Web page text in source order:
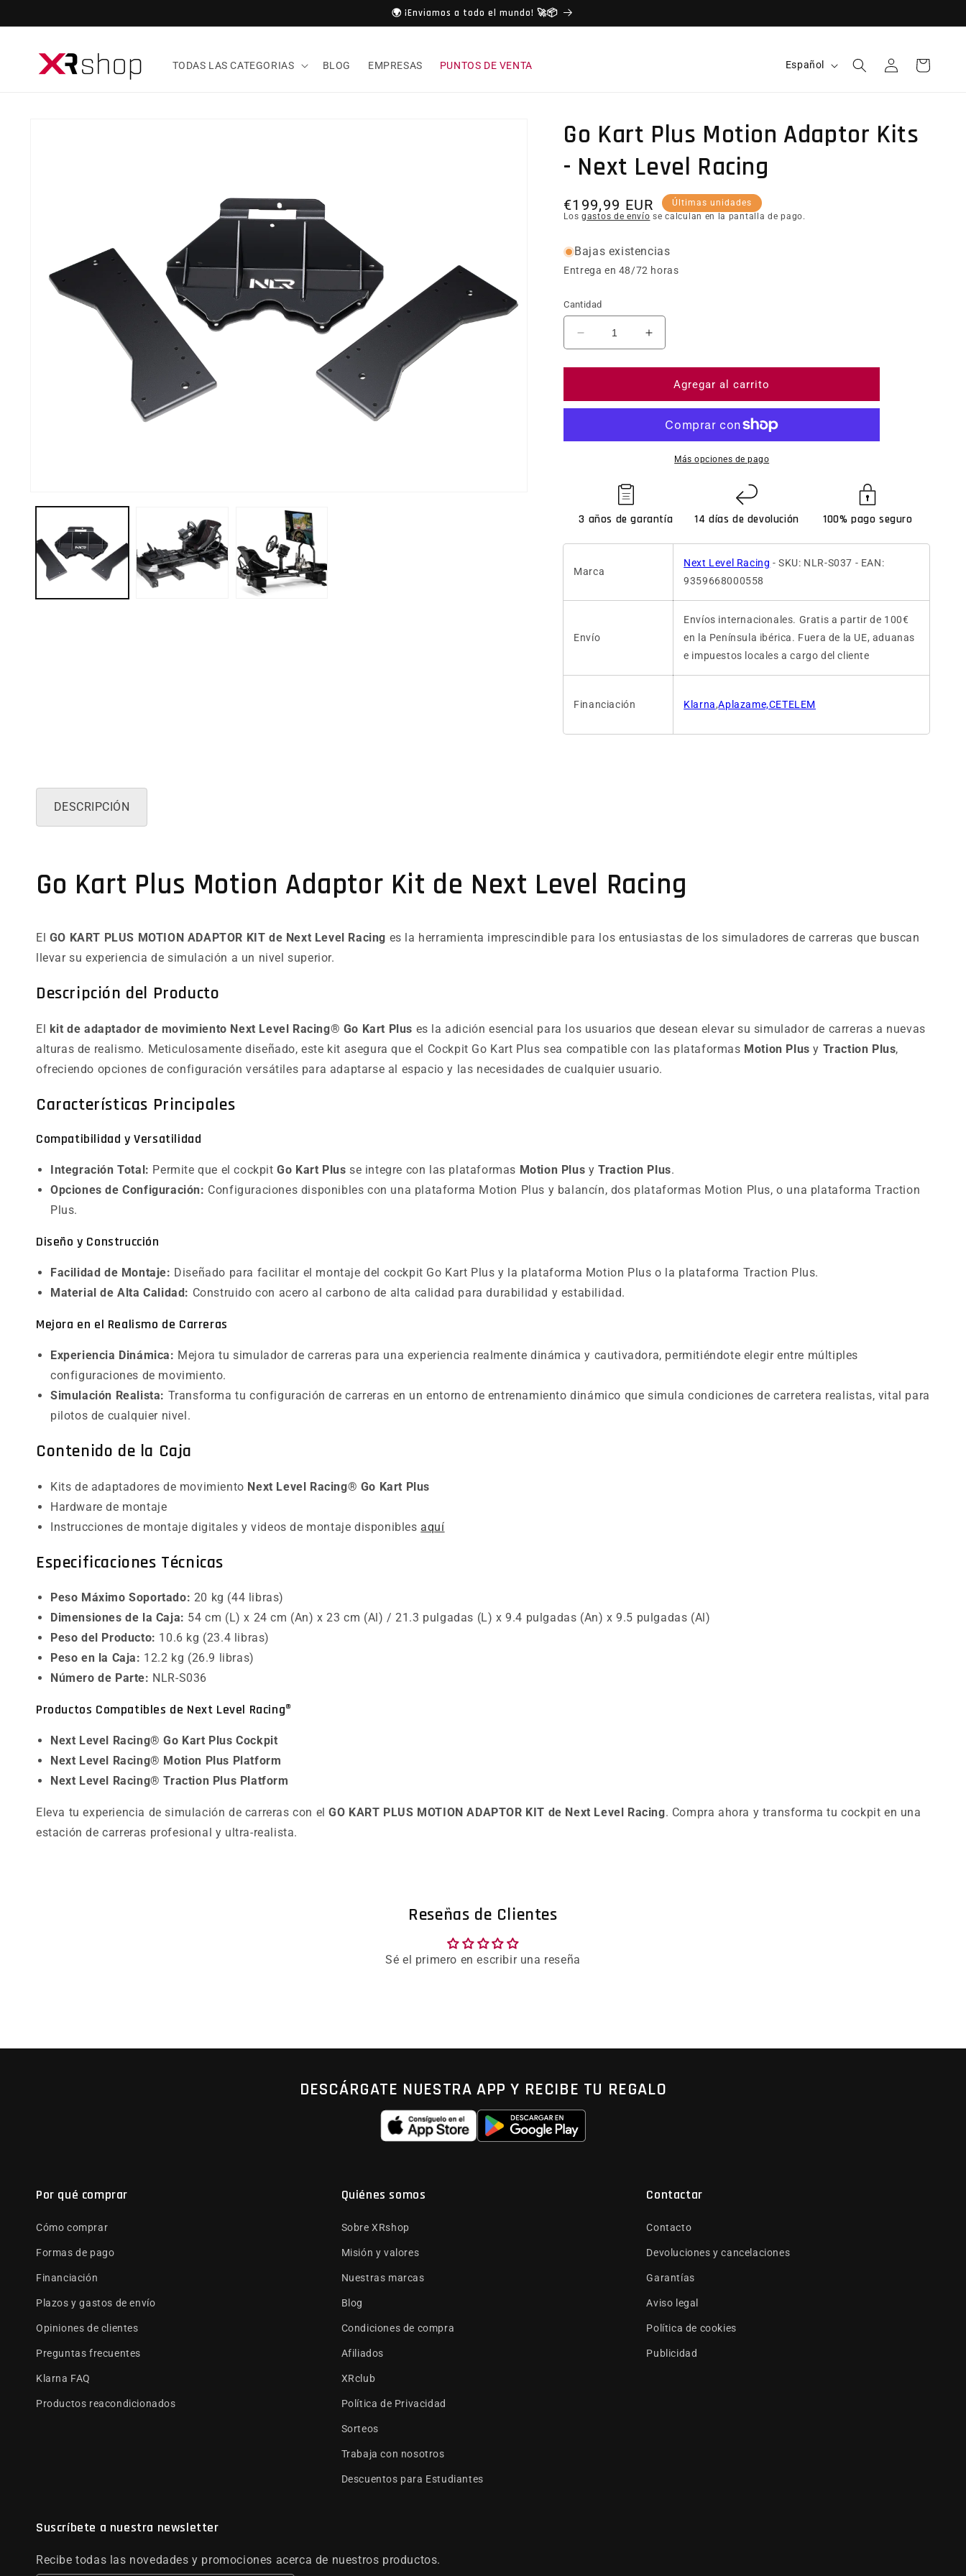
🌍 ¡Enviamos a todo el mundo! 🚀📦
TODAS LAS CATEGORIAS BLOG EMPRESAS PUNTOS DE VENTA Idioma
Español Iniciar sesiónCarrito
Go Kart Plus Motion Adaptor Kits
- Next Level Racing
Precio habitual
€199,99 EUR
Últimas unidades
Los gastos de envío se calculan en la pantalla de pago.
Bajas existencias
Entrega en 48/72 horas
Cantidad
Reducir cantidad para Go Kart Plus Motion Adaptor Kits - Next
Aumentar cantidad para Go Kart Plus Motion Adaptor
Agregar al carrito
Más opciones de pago
3 años de garantía 14 días de devolución 100% pago seguro
Marca
Next Level Racing - SKU: NLR-S037 - EAN:
9359668000558
Envío
Envíos internacionales. Gratis a partir de 100€
en la Península ibérica. Fuera de la UE, aduanas
e impuestos locales a cargo del cliente
Financiación Klarna,Aplazame,CETELEM
DESCRIPCIÓN
Go Kart Plus Motion Adaptor Kit de Next Level Racing
El GO KART PLUS MOTION ADAPTOR KIT de Next Level Racing es la herramienta imprescindible para los entusiastas de los simuladores de carreras que buscan
llevar su experiencia de simulación a un nivel superior.
Descripción del Producto
El kit de adaptador de movimiento Next Level Racing® Go Kart Plus es la adición esencial para los usuarios que desean elevar su simulador de carreras a nuevas
alturas de realismo. Meticulosamente diseñado, este kit asegura que el Cockpit Go Kart Plus sea compatible con las plataformas Motion Plus y Traction Plus,
ofreciendo opciones de configuración versátiles para adaptarse al espacio y las necesidades de cualquier usuario.
Características Principales
Compatibilidad y Versatilidad
Integración Total: Permite que el cockpitGo Kart Plus se integre con las plataformas Motion Plus yTraction Plus.
Opciones de Configuración: Configuraciones disponibles con una plataforma Motion Plus y balancín, dos plataformas Motion Plus, o una plataforma Traction
Plus.
Diseño y Construcción
Facilidad de Montaje: Diseñado para facilitar el montaje del cockpit Go Kart Plus y la plataforma Motion Plus o la plataforma Traction Plus.
Material de Alta Calidad: Construido con acero al carbono de alta calidad para durabilidad y estabilidad.
Mejora en el Realismo de Carreras
Experiencia Dinámica: Mejora tu simulador de carreras para una experiencia realmente dinámica y cautivadora, permitiéndote elegir entre múltiples
configuraciones de movimiento.
Simulación Realista: Transforma tu configuración de carreras en un entorno de entrenamiento dinámico que simula condiciones de carretera realistas, vital para
pilotos de cualquier nivel.
Contenido de la Caja
Kits de adaptadores de movimiento Next Level Racing® Go Kart Plus
Hardware de montaje
Instrucciones de montaje digitales y videos de montaje disponibles aquí
Especificaciones Técnicas
Peso Máximo Soportado: 20 kg (44 libras)
Dimensiones de la Caja: 54 cm (L) x 24 cm (An) x 23 cm (Al) / 21.3 pulgadas (L) x 9.4 pulgadas (An) x 9.5 pulgadas (Al)
Peso del Producto: 10.6 kg (23.4 libras)
Peso en la Caja: 12.2 kg (26.9 libras)
Número de Parte: NLR-S036
Productos Compatibles de Next Level Racing®
Next Level Racing® Go Kart Plus Cockpit
Next Level Racing® Motion Plus Platform
Next Level Racing® Traction Plus Platform
Eleva tu experiencia de simulación de carreras con elGO KART PLUS MOTION ADAPTOR KIT de Next Level Racing. Compra ahora y transforma tu cockpit en una
estación de carreras profesional y ultra-realista.
Reseñas de Clientes
Sé el primero en escribir una reseña
DESCÁRGATE NUESTRA APP Y RECIBE TU REGALO
Por qué comprar
Cómo comprar
Formas de pago
Financiación
Plazos y gastos de envío
Opiniones de clientes
Preguntas frecuentes
Klarna FAQ
Productos reacondicionados
Quiénes somos
Sobre XRshop
Misión y valores
Nuestras marcas
Blog
Condiciones de compra
Afiliados
XRclub
Política de Privacidad
Sorteos
Trabaja con nosotros
Descuentos para Estudiantes
Contactar
Contacto
Devoluciones y cancelaciones
Garantías
Aviso legal
Política de cookies
Publicidad
Suscríbete a nuestra newsletter
Recibe todas las novedades y promociones acerca de nuestros productos.